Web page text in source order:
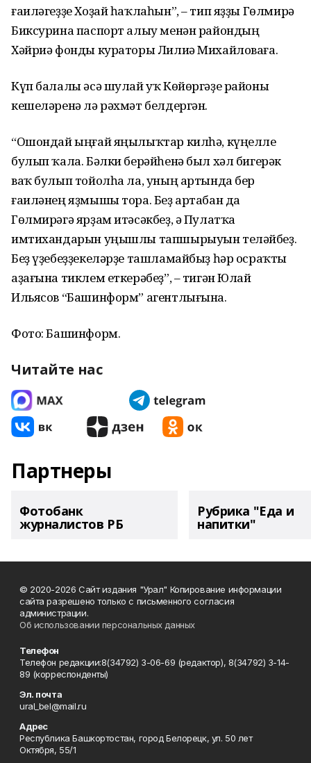
ғаиләгеҙҙе Хоҙай һаҡлаһын”, – тип яҙҙы Гөлмирә
Биксурина паспорт алыу менән райондың
Хәйриә фонды кураторы Лилиә Михайловаға.
Күп балалы әсә шулай уҡ Көйөргәҙе районы
кешеләренә лә рәхмәт белдергән.
“Ошондай ыңғай яңылыҡтар килһә, күңелле
булып ҡала. Бәлки берәйһенә был хәл бигерәк
ваҡ булып тойолһа ла, уның артында бер
ғаиләнең яҙмышы тора. Беҙ артабан да
Гөлмирәгә ярҙам итәсәкбеҙ, ә Пулатҡа
имтихандарын уңышлы тапшырыуын теләйбеҙ.
Беҙ үҙебеҙҙекеләрҙе ташламайбыҙ һәр осраҡты
аҙағына тиклем еткерәбеҙ”, – тигән Юлай
Ильясов “Башинформ” агентлығына.
Фото: Башинформ.
Читайте нас
Партнеры
Фотобанк
журналистов РБ
Рубрика "Еда и
напитки"
© 2020-2026 Сайт издания "Урал" Копирование информации
сайта разрешено только с письменного согласия
администрации.
Об использовании персональных данных
Телефон
Телефон редакции:8(34792) 3-06-69 (редактор), 8(34792) 3-14-
89 (корреспонденты)
Эл. почта
ural_bel@mail.ru
Адрес
Республика Башкортостан, город Белорецк, ул. 50 лет
Октября, 55/1